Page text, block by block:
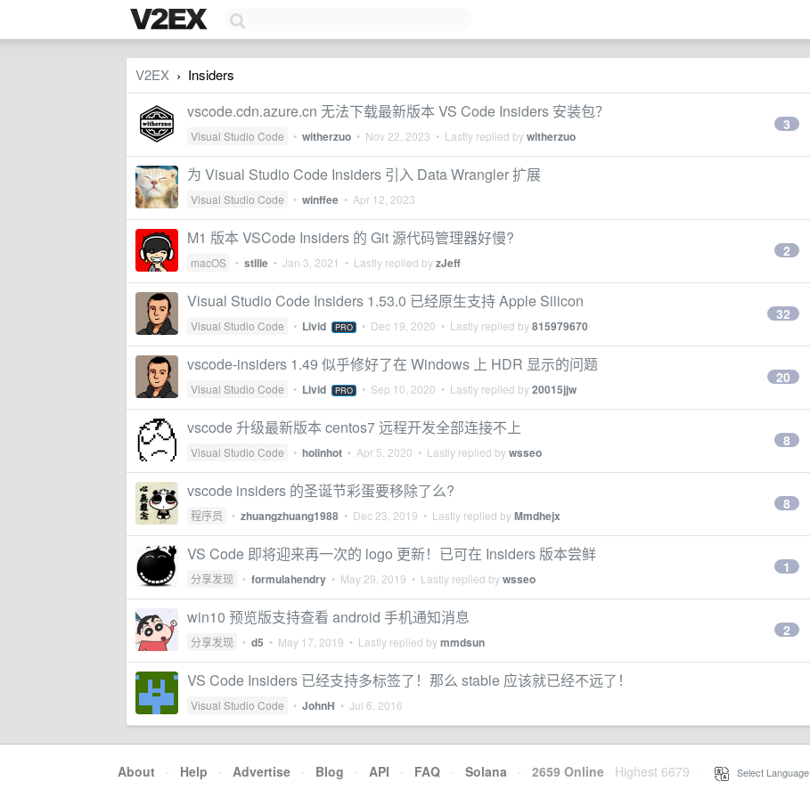
V2EX › Insiders
vscode.cdn.azure.cn 无法下载最新版本 VS Code Insiders 安装包？
Visual Studio Code • witherzuo • Nov 22, 2023 • Lastly replied bywitherzuo
3
为 Visual Studio Code Insiders 引入 Data Wrangler 扩展
Visual Studio Code • winffee • Apr 12, 2023
M1 版本 VSCode Insiders 的 Git 源代码管理器好慢?
macOS • stille • Jan 3, 2021 • Lastly replied byzJeff
2
Visual Studio Code Insiders 1.53.0 已经原生支持 Apple Silicon
Visual Studio Code • Livid PRO • Dec 19, 2020 • Lastly replied by815979670
32
vscode-insiders 1.49 似乎修好了在 Windows 上 HDR 显示的问题
Visual Studio Code • Livid PRO • Sep 10, 2020 • Lastly replied by20015jjw
20
vscode 升级最新版本 centos7 远程开发全部连接不上
Visual Studio Code • holinhot • Apr 5, 2020 • Lastly replied bywsseo
8
vscode insiders 的圣诞节彩蛋要移除了么?
程序员 • zhuangzhuang1988 • Dec 23, 2019 • Lastly replied byMmdhejx
8
VS Code 即将迎来再一次的 logo 更新！已可在 Insiders 版本尝鲜
分享发现 • formulahendry • May 29, 2019 • Lastly replied bywsseo
1
win10 预览版支持查看 android 手机通知消息
分享发现 • d5 • May 17, 2019 • Lastly replied bymmdsun
2
VS Code Insiders 已经支持多标签了！那么 stable 应该就已经不远了！
Visual Studio Code • JohnH • Jul 6, 2016
About · Help · Advertise · Blog · API · FAQ · Solana · 2659 Online Highest 6679 Select Language